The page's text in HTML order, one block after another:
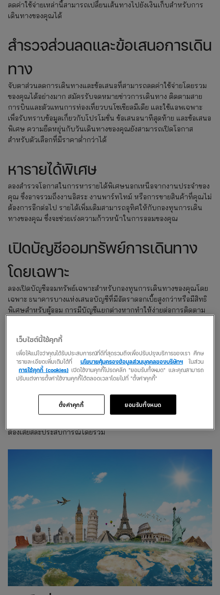
ลดค่าใช้จ่ายเหล่านี้สามารถเปลี่ยนเส้นทางไปยังเงินเก็บสำหรับการ
เดินทางของคุณได้
สำรวจส่วนลดและข้อเสนอการเดิน
ทาง
จับตาส่วนลดการเดินทางและข้อเสนอที่สามารถลดค่าใช้จ่ายโดยรวม
ของคุณได้อย่างมาก สมัครรับจดหมายข่าวการเดินทาง ติดตามสาย
การบินและตัวแทนการท่องเที่ยวบนโซเชียลมีเดีย และใช้แอพเฉพาะ
เพื่อรับทราบข้อมูลเกี่ยวกับโปรโมชั่น ข้อเสนอนาทีสุดท้าย และข้อเสนอ
พิเศษ ความยืดหยุ่นกับวันเดินทางของคุณยังสามารถเปิดโอกาส
สำหรับตัวเลือกที่มีราคาต่ำกว่าได้
หารายได้พิเศษ
ลองสำรวจโอกาสในการหารายได้พิเศษนอกเหนือจากงานประจำของ
คุณ ซึ่งอาจรวมถึงงานอิสระ งานพาร์ทไทม์ หรือการขายสินค้าที่คุณไม่
ต้องการอีกต่อไป รายได้เพิ่มเติมสามารถอุทิศให้กับกองทุนการเดิน
ทางของคุณ ซึ่งจะช่วยเร่งความก้าวหน้าในการออมของคุณ
เปิดบัญชีออมทรัพย์การเดินทาง
โดยเฉพาะ
ลองเปิดบัญชีออมทรัพย์เฉพาะสำหรับกองทุนการเดินทางของคุณโดย
เฉพาะ ธนาคารบางแห่งเสนอบัญชีที่มีอัตราดอกเบี้ยสูงกว่าหรือมีสิทธิ
พิเศษสำหรับผู้ออม การมีบัญชีแยกต่างหากทำให้ง่ายต่อการติดตาม
เพิ่มประสิทธิภาพแผนการเดินทาง
เมื่อวางแผนการผจญภัยในต่างประเทศ ให้สำรวจตัวเลือกที่คุ้มค่าโดย
ประหยัด พิจารณาวิธีการเดินทางแบบอื่น และวางแผนกิจกรรมที่
สอดคล้องกับความสนใจและงบประมาณของคุณ ความยืดหยุ่นใน
ต้องเสียสละประสบการณ์โดยรวม
เว็บไซต์นี้ใช้คุกกี้
เพื่อให้แน่ใจว่าคุณได้รับประสบการณ์ที่ดีที่สุดรวมถึงเพื่อปรับปรุงบริการของเรา ศึกษ
ารายละเอียดเพิ่มเติมได้ที่
นโยบายคุ้มครองข้อมูลส่วนบุคคลของบริษัทฯในส่วน
การใช้คุกกี้ (cookies) เปิดใช้งานคุกกี้โปรดคลิก "ยอมรับทั้งหมด" และคุณสามารถ
ปรับแต่งการตั้งค่าใช้งานคุกกี้ได้ตลอดเวลาโดยไปที่ "ตั้งค่าคุกกี้"
ยอมรับทั้งหมด
ตั้งค่าคุกกี้